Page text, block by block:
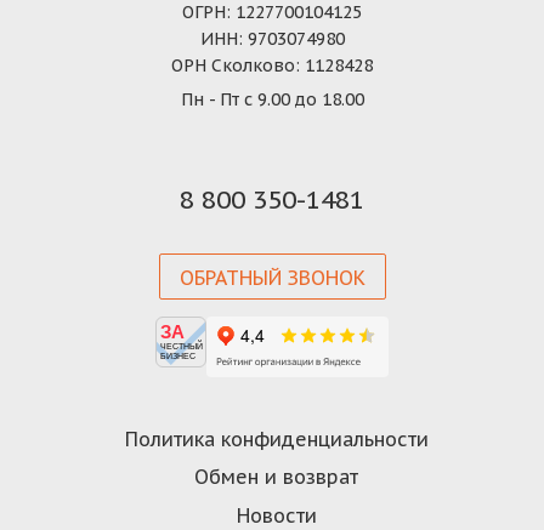
ОГРН: 1227700104125
ИНН: 9703074980
ОРН Сколково: 1128428
Пн - Пт с 9.00 до 18.00
Политика конфиденциальности
Обмен и возврат
Новости
8 800 350-1481
ОБРАТНЫЙ ЗВОНОК
ЗА
ЧЕСТНЫЙ
БИЗНЕС